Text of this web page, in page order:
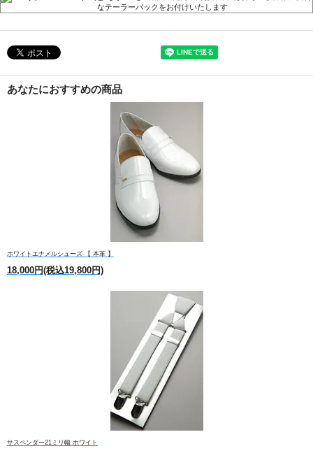
あなたにおすすめの商品
ホワイトエナメルシューズ 【 本革 】
18,000円(税込19,800円)
サスペンダー21ミリ幅 ホワイト